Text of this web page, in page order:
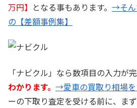
万円】 となる事もあります。 →そん
の【差額事例集】
「ナビクル」なら数項目の入力が
わかります。 →愛車の買取り相場
ーの下取り査定を受ける前に、ま